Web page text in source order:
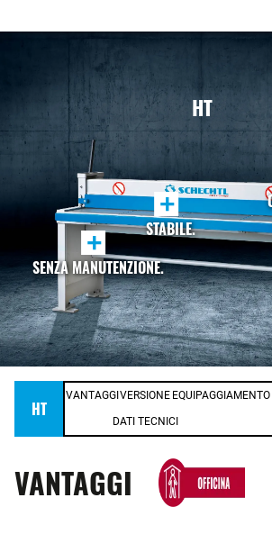
HT
+
STABILE.
+
SENZA MANUTENZIONE.
HT
VANTAGGI VERSIONE
DATI TECNICI
VANTAGGI